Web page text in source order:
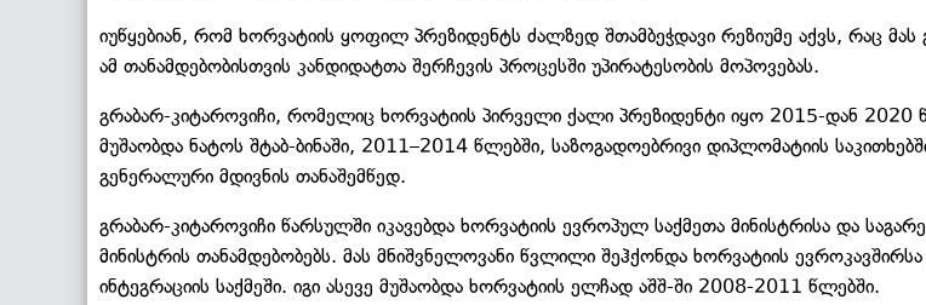
იუწყებიან, რომ ხორვატიის ყოფილ პრეზიდენტს ძალზედ შთამბეჭდავი რეზიუმე აქვს, რაც მას
ამ თანამდებობისთვის კანდიდატთა შერჩევის პროცესში უპირატესობის მოპოვებას.
გრაბარ-კიტაროვიჩი, რომელიც ხორვატიის პირველი ქალი პრეზიდენტი იყო 2015-დან 2020
მუშაობდა ნატოს შტაბ-ბინაში, 2011–2014 წლებში, საზოგადოებრივი დიპლომატიის
გენერალური მდივნის თანაშემწედ.
გრაბარ-კიტაროვიჩი წარსულში იკავებდა ხორვატიის ევროპულ საქმეთა მინისტრისა და
მინისტრის თანამდებობებს. მას მნიშვნელოვანი წვლილი შეჰქონდა ხორვატიის
ინტეგრაციის საქმეში. იგი ასევე მუშაობდა ხორვატიის ელჩად აშშ-ში 2008-2011 წლებში.